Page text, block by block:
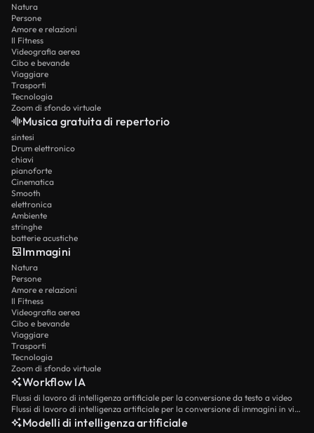
Natura
Persone
Amore e relazioni
Il Fitness
Videografia aerea
Cibo e bevande
Viaggiare
Trasporti
Tecnologia
Zoom di sfondo virtuale
Musica gratuita di repertorio
sintesi
Drum elettronico
chiavi
pianoforte
Cinematica
Smooth
elettronica
Ambiente
stringhe
batterie acustiche
Immagini
Natura
Persone
Amore e relazioni
Il Fitness
Videografia aerea
Cibo e bevande
Viaggiare
Trasporti
Tecnologia
Zoom di sfondo virtuale
Workflow IA
Flussi di lavoro di intelligenza artificiale per la conversione da testo a video
Flussi di lavoro di intelligenza artificiale per la conversione di immagini in video
Modelli di intelligenza artificiale